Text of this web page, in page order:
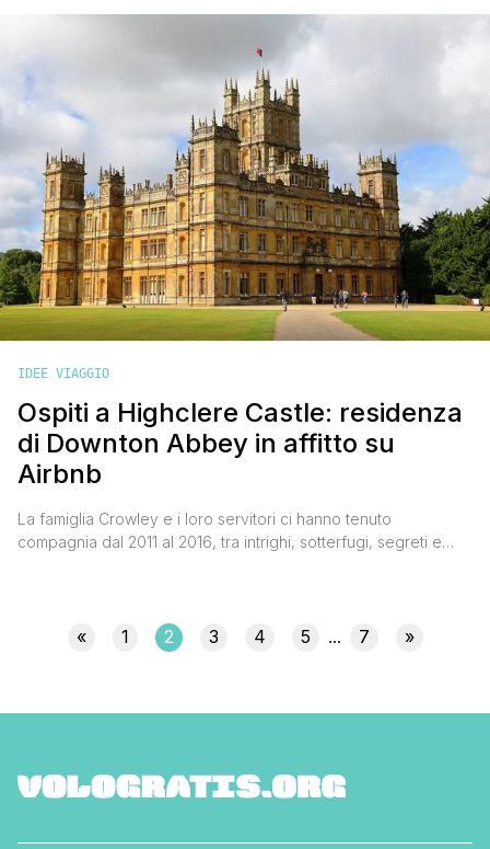
settembre è uno solo: avere già un bel viaggio prenotato.
Vediamo oggi una serie di mete romantiche perfette nei [']
IDEE VIAGGIO
Ospiti a Highclere Castle: residenza
di Downton Abbey in affitto su
Airbnb
La famiglia Crowley e i loro servitori ci hanno tenuto
compagnia dal 2011 al 2016, tra intrighi, sotterfugi, segreti e
sia interne che esterne. Alla serie tv sta [']
« 1 2 3 4 5 ... 7 »